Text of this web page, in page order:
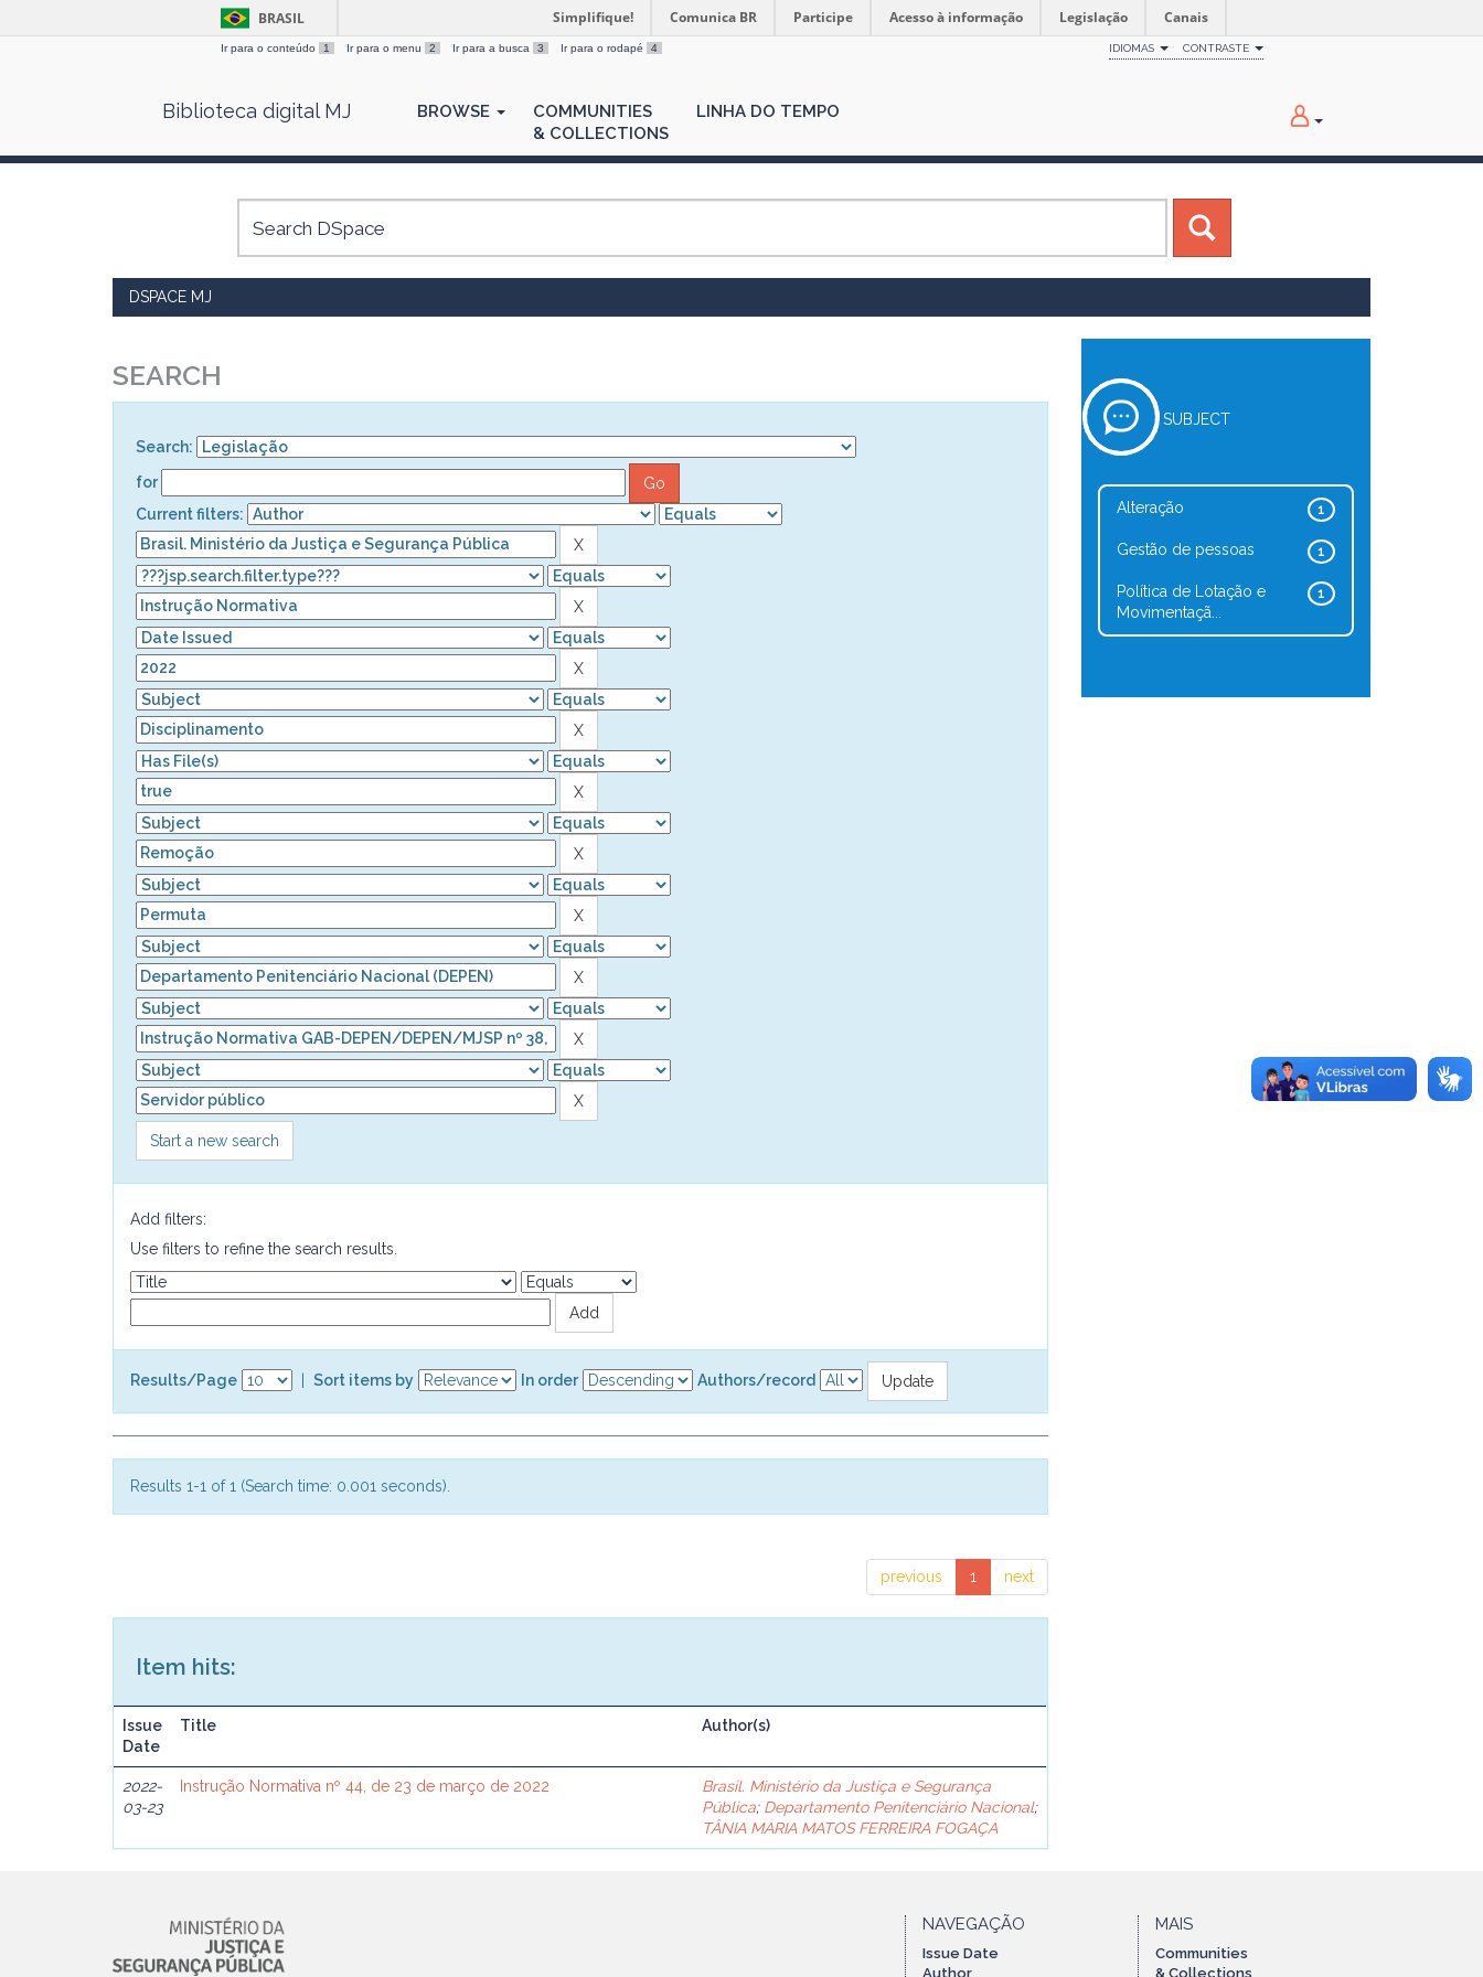
BRASIL Simplifique! Comunica BR Participe Acesso à informação Legislação Canais
Ir para o conteúdo 1 Ir para o menu 2 Ir para a busca 3 Ir para o rodapé 4 IDIOMAS CONTRASTE
Biblioteca digital MJ BROWSE
COMMUNITIES
& COLLECTIONS
LINHA DO TEMPO
DSPACE MJ
SEARCH
Search:
for
Current filters:
Start a new search
Add filters:
Use filters to refine the search results.
Results/Page Sort items by In order Authors/record
Results 1-1 of 1 (Search time: 0.001 seconds).
previous 1 next
Item hits:
Issue
Date
Title Author(s)
2022-
03-23
Instrução Normativa nº 44, de 23 de março de 2022
Brasil. Ministério da Justiça e Segurança
Pública; Departamento Penitenciário Nacional;
TÂNIA MARIA MATOS FERREIRA FOGAÇA
SUBJECT
1
Alteração
1
Gestão de pessoas
1
Política de Lotação e
Movimentaçã...
NAVEGAÇÃO
Issue Date
Author
MAIS
Communities
& Collections